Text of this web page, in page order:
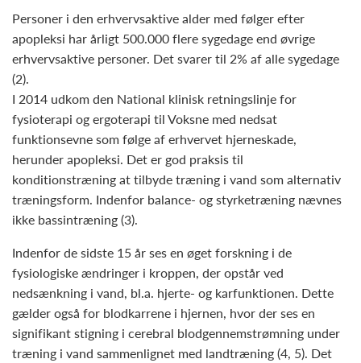
Personer i den erhvervsaktive alder med følger efter
apopleksi har årligt 500.000 flere sygedage end øvrige
erhvervsaktive personer. Det svarer til 2% af alle sygedage
(2).
I 2014 udkom den National klinisk retningslinje for
fysioterapi og ergoterapi til Voksne med nedsat
funktionsevne som følge af erhvervet hjerneskade,
herunder apopleksi. Det er god praksis til
konditionstræning at tilbyde træning i vand som alternativ
træningsform. Indenfor balance- og styrketræning nævnes
ikke bassintræning (3).
Indenfor de sidste 15 år ses en øget forskning i de
fysiologiske ændringer i kroppen, der opstår ved
nedsænkning i vand, bl.a. hjerte- og karfunktionen. Dette
gælder også for blodkarrene i hjernen, hvor der ses en
signifikant stigning i cerebral blodgennemstrømning under
træning i vand sammenlignet med landtræning (4, 5). Det